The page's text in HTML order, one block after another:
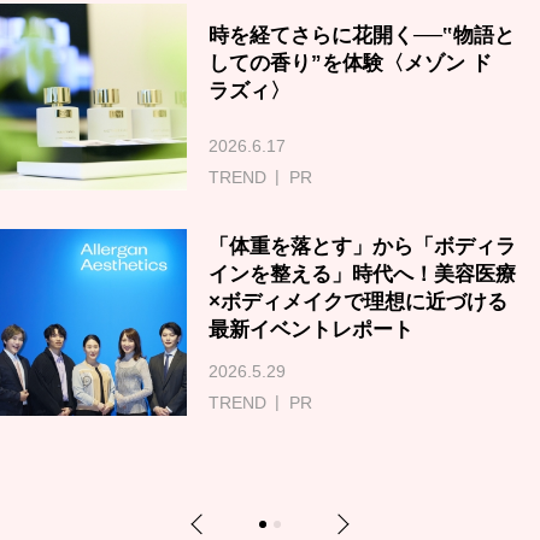
時を経てさらに花開く──‟物語と
しての香り”を体験〈メゾン ド
ラズィ〉
2026.6.17
TREND
PR
「体重を落とす」から「ボディラ
インを整える」時代へ！美容医療
×ボディメイクで理想に近づける
最新イベントレポート
2026.5.29
TREND
PR
Previous 1 2 Next